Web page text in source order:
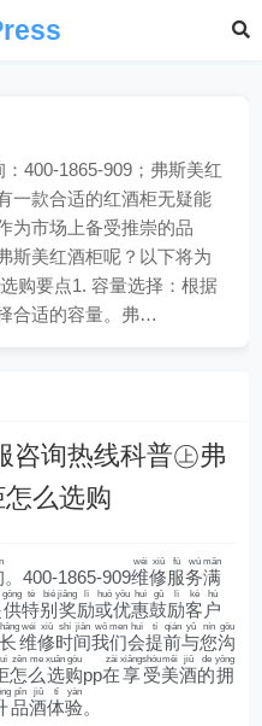
400-1865-909；弗斯美红
一款合适的红酒柜无疑能
为市场上备受推崇的品
斯美红酒柜呢？以下将为
购要点1. 容量选择：根据
合适的容量。弗…
咨询热线科普㊤弗
么选购
。400-1865-909维
wéi
修
xiū
服
fú
务
wù
满
mǎn
供
gōng
特
tè
别
bié
奖
jiǎng
励
lì
或
huò
优
yōu
惠
huì
鼓
gǔ
励
lì
客
kè
户
hù
长维
wéi
修
xiū
时
shí
间
jiān
我
wǒ
们
men
会
huì
提
tí
前
qián
与
yǔ
您
nín
沟
gōu
怎
zěn
么
me
选
xuǎn
购
gòu
pp在
zài
享
xiǎng
受
shòu
美
měi
酒
jiǔ
的
de
拥
yōng
品
pǐn
酒
jiǔ
体
tǐ
验
yàn
。